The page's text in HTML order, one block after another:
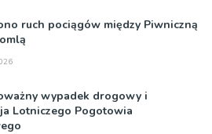
ruch pociągów między Piwniczną
wypadek drogowy i
Lotniczego Pogotowia